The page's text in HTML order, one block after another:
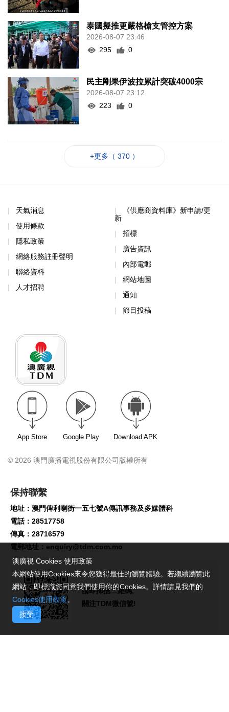
泰國擬推更嚴格槍支管控方案
2026-08-07 23:46
295
0
民主剛果伊波拉累計突破4000宗
2026-08-07 23:12
223
0
+更多（ 370 ）
天氣消息
使用條款
隱私政策
網絡服務註冊聲明
聯絡資料
人才招聘
《供應商資料庫》新申請/更
新
招標
廣告資訊
內部電郵
網站地圖
通知
節目投稿
App Store Google Play Download APK
© 2026 澳門廣播電視股份有限公司版權所有
保持聯繫
地址：澳門俾利喇街一五七號A傳訊事務及多媒體科
電話：28517758
傳真：28716579
電郵地址： enquiry@tdm.com.mo
請即掃描二維碼,
關注TDM微信號!
澳廣視 Cookies 使用政策
本網站使用Cookies來令您獲得最佳的瀏覽體驗。若繼續瀏覽此
網站，即標識您同意我們使用你的Cookies。詳情請見我們的
Cookies使用政策。
接受